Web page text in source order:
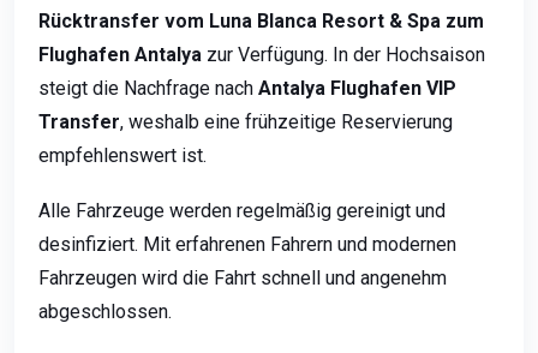
Rücktransfer vom Luna Blanca Resort & Spa zum
Flughafen Antalya zur Verfügung. In der Hochsaison
steigt die Nachfrage nach Antalya Flughafen VIP
Transfer, weshalb eine frühzeitige Reservierung
empfehlenswert ist.
Alle Fahrzeuge werden regelmäßig gereinigt und
desinfiziert. Mit erfahrenen Fahrern und modernen
Fahrzeugen wird die Fahrt schnell und angenehm
abgeschlossen.